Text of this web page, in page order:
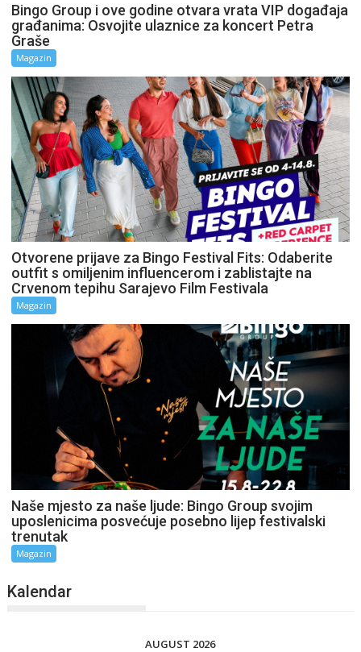
Bingo Group i ove godine otvara vrata VIP događaja
građanima: Osvojite ulaznice za koncert Petra
Graše
Magazin
Otvorene prijave za Bingo Festival Fits: Odaberite
outfit s omiljenim influencerom i zablistajte na
Crvenom tepihu Sarajevo Film Festivala
Magazin
Naše mjesto za naše ljude: Bingo Group svojim
uposlenicima posvećuje posebno lijep festivalski
trenutak
Magazin
Kalendar
AUGUST 2026